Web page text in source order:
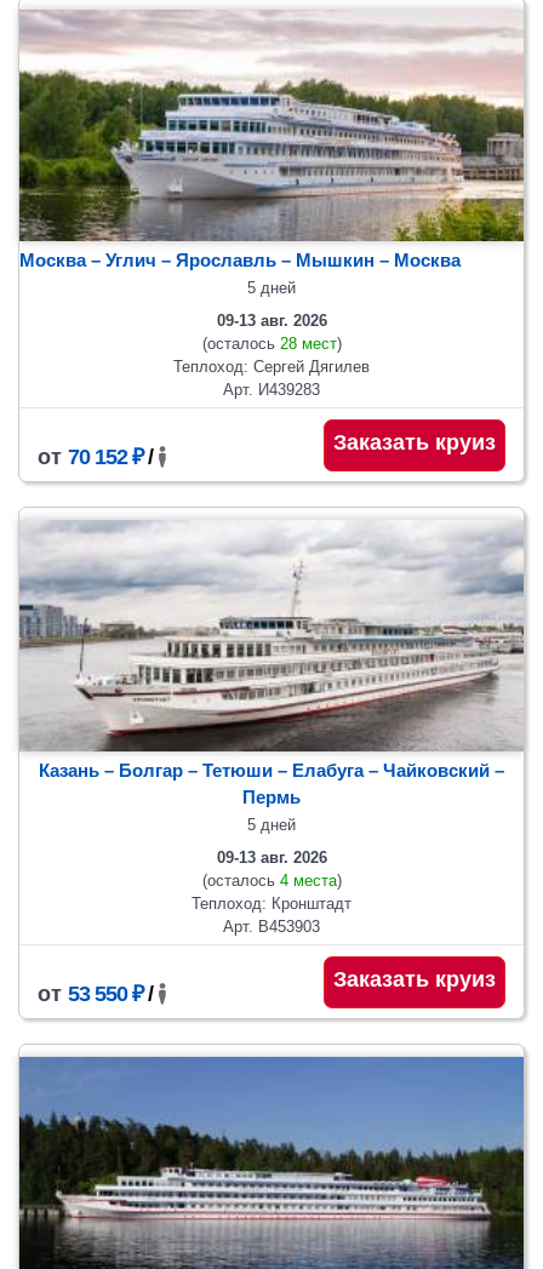
Москва – Углич – Ярославль – Мышкин – Москва
5 дней
09-13 авг. 2026
(осталось 28 мест)
Теплоход: Сергей Дягилев
Арт. И439283
от 70 152 ₽/
Заказать круиз
Казань – Болгар – Тетюши – Елабуга – Чайковский –
Пермь
5 дней
09-13 авг. 2026
(осталось 4 места)
Теплоход: Кронштадт
Арт. В453903
от 53 550 ₽/
Заказать круиз